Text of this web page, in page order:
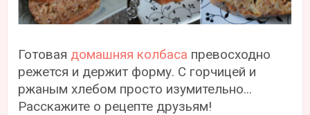
Готовая домашняя колбаса превосходно
режется и держит форму. С горчицей и
ржаным хлебом просто изумительно...
Расскажите о рецепте друзьям!